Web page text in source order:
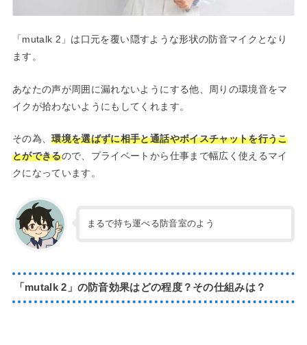
「mutalk 2」は口元を覆い隠すような形状の防音マイクとなり
ます。
あなたの声が周囲に漏れないようにする他、周りの環境音をマ
イクが拾わないようにもしてくれます。
その為、環境を選ばずに相手と通話やボイスチャットを行うこ
とができるので、プライベートから仕事まで幅広く使えるマイ
クになっています。
まるで持ち運べる防音室のよう
「mutalk 2」の防音効果はどの程度？その仕組みは？